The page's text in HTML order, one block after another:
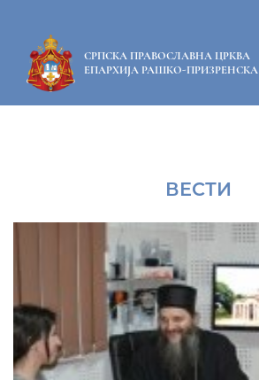
СРПСКА ПРАВОСЛАВНА ЦРКВА
ЕПАРХИЈА РАШКО-ПРИЗРЕНСКА
ВЕСТИ